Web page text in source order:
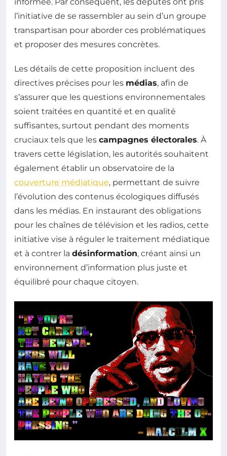
l’initiative de se rassembler au sein d’un groupe
transpartisan pour aborder ces problématiques
et proposer des mesures concrètes.
Les détails de cette proposition incluent des
directives précises pour les médias, afin de
s’assurer que les questions environnementales
soient traitées en quantité et en qualité
suffisantes, surtout pendant des moments
cruciaux tels que les campagnes électorales. À
travers cette législation, les autorités souhaitent
également établir un observatoire de la
couverture médiatique, permettant de suivre
l’évolution des contenus écologiques diffusés
dans les médias. En instaurant des obligations
pour les chaînes de télévision et les radios, cette
initiative vise à réguler le traitement médiatique
et à contrer la désinformation, créant ainsi un
environnement d’information plus juste et
équilibré pour chaque citoyen.